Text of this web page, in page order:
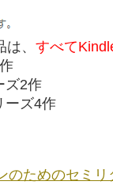
、 すべて
ズ2作
ーズ4作
のためのセミ